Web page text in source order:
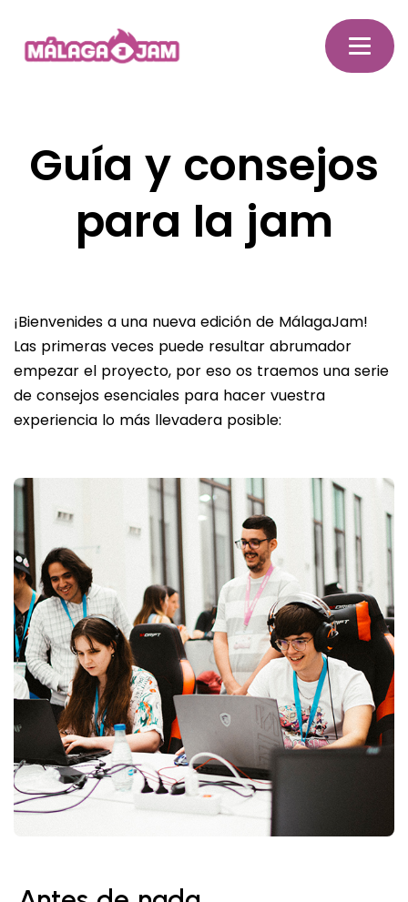
Guía y consejos
para la jam
¡Bienvenides a una nueva edición de MálagaJam!
Las primeras veces puede resultar abrumador
empezar el proyecto, por eso os traemos una serie
de consejos esenciales para hacer vuestra
experiencia lo más llevadera posible: